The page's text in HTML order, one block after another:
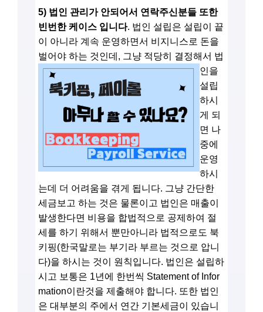
5) 법인 관리가 안되어서 연락주신분들 또한
빈번한 케이스 입니다. 법인 설립은 설립이 끝
이 아니라 계속 운영하면서 비지니스로 돈을
벌어야 하는 것인데, 그냥 적당히 결정해서 법
인을
설립
하시
게 되
면 나
중에
운영
하시
는데 더 어려움을 겪게 됩니다. 그냥 간단한
세금보고 하는 것은 물론이고 법인은 매출이
발생한다면 비용을 합법적으로 공제하여 절
세를 하기 위해서 뿐만아니라 법적으로도 북
키핑(한국말로는 부기라 부르는 것으로 압니
다)을 하시는 것이 원칙입니다. 법인은 설립하
시고 보통은 1년에 한번씩 Statement of Infor
mation이란것을 제출해야 합니다. 또한 법인
은 대부분의 주에서 연간 기본세금이 있습니